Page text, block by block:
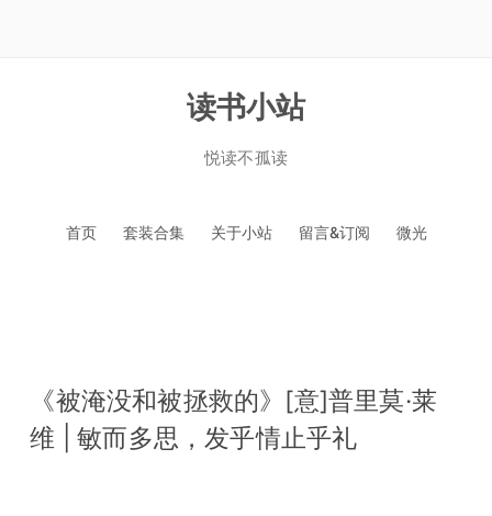
读书小站
悦读不孤读
首页 套装合集 关于小站 留言&订阅 微光
《被淹没和被拯救的》[意]普里莫·莱
维 | 敏而多思，发乎情止乎礼